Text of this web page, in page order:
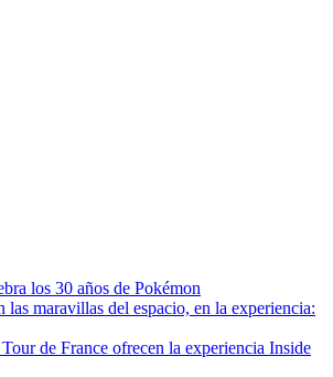
los 30 años de Pokémon
las maravillas del espacio, en la experiencia:
de France ofrecen la experiencia Inside